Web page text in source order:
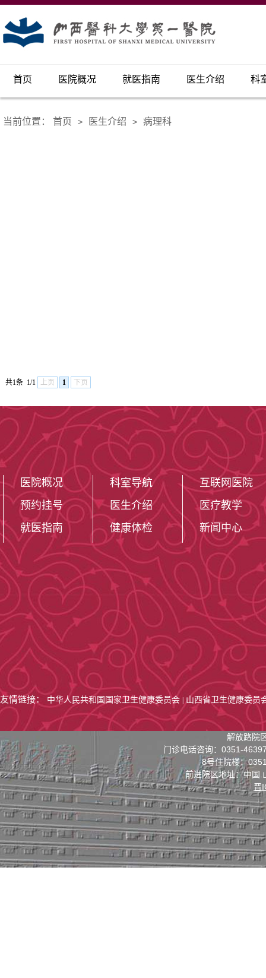
首页 医院概况 就医指南 医生介绍 科
当前位置： 首页 > 医生介绍 > 病理科
共1条 1/1 上页 1 下页
医院概况
预约挂号
就医指南
科室导航
医生介绍
健康体检
互联网医院
医疗教学
新闻中心
友情链接： 中华人民共和国国家卫生健康委员会 山西省卫生健康委员
解放路院
门诊电话咨询：0351-
8号住院楼：
前进院区地址：中国
晋